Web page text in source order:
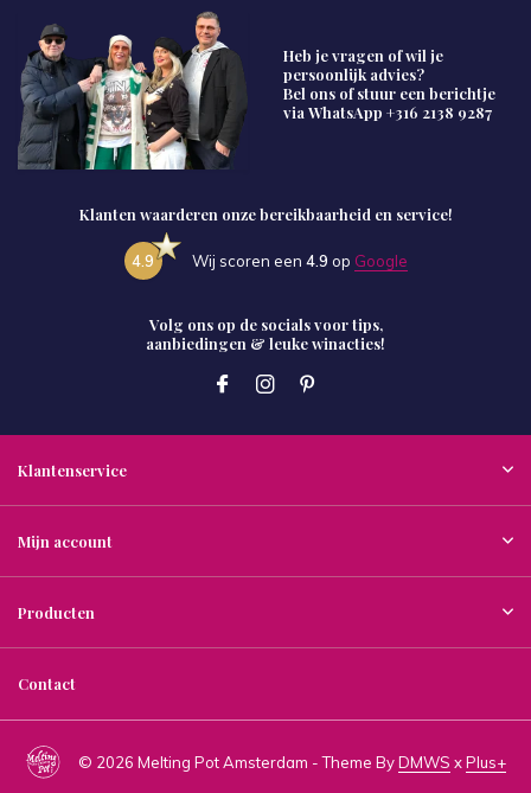
Heb je vragen of wil je
persoonlijk advies?
Bel ons of stuur een berichtje
via WhatsApp +316 2138 9287
Klanten waarderen onze bereikbaarheid en service!
4.9 Wij scoren een 4.9 op Google
Volg ons op de socials voor tips,
aanbiedingen & leuke winacties!
Klantenservice
Mijn account
Producten
Contact
© 2026 Melting Pot Amsterdam - Theme ByDMWS xPlus+